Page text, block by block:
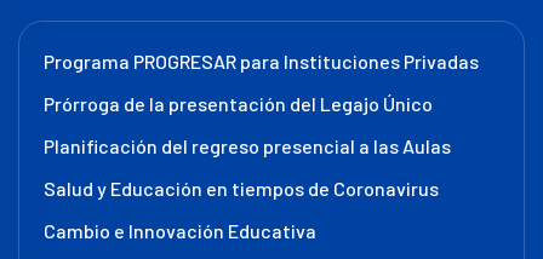
Programa PROGRESAR para Instituciones Privadas
Prórroga de la presentación del Legajo Único
Planificación del regreso presencial a las Aulas
Salud y Educación en tiempos de Coronavirus
Cambio e Innovación Educativa